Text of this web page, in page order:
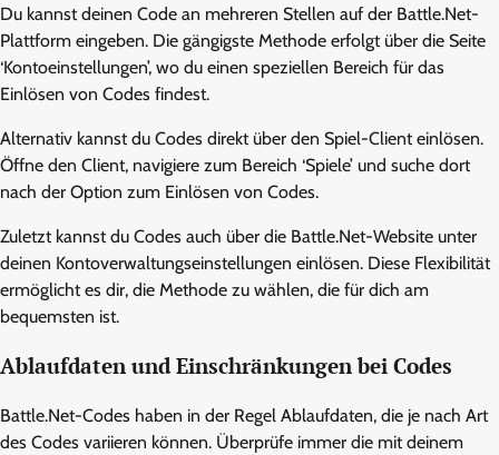
Du kannst deinen Code an mehreren Stellen auf der Battle.Net-
Plattform eingeben. Die gängigste Methode erfolgt über die Seite
‘Kontoeinstellungen’, wo du einen speziellen Bereich für das
Einlösen von Codes findest.
Alternativ kannst du Codes direkt über den Spiel-Client einlösen.
Öffne den Client, navigiere zum Bereich ‘Spiele’ und suche dort
nach der Option zum Einlösen von Codes.
Zuletzt kannst du Codes auch über die Battle.Net-Website unter
deinen Kontoverwaltungseinstellungen einlösen. Diese Flexibilität
ermöglicht es dir, die Methode zu wählen, die für dich am
bequemsten ist.
Ablaufdaten und Einschränkungen bei Codes
Battle.Net-Codes haben in der Regel Ablaufdaten, die je nach Art
des Codes variieren können. Überprüfe immer die mit deinem